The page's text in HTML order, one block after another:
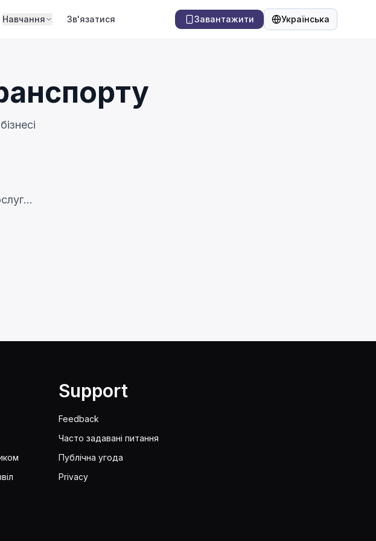
Навчання Зв'язатися Завантажити Українська
Мова
Support
Feedback
Часто задавані питання
Публічна угода
Privacy